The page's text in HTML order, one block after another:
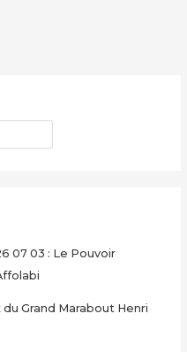
07 03 : Le Pouvoir
Grand Marabout Henri